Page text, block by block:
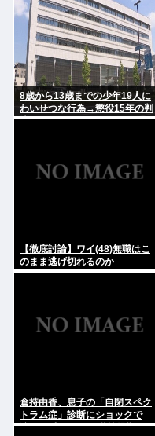
8歳から13歳までの少年19人に
わいせつな行為→懲役15年の判
決
【徹底討論】ワイ(48)無職はこ
のまま逃げ切れるのか
倉持由香、息子の「自閉スペク
トラム症」診断にショックで
涙… 見逃していた乳幼児期のサ